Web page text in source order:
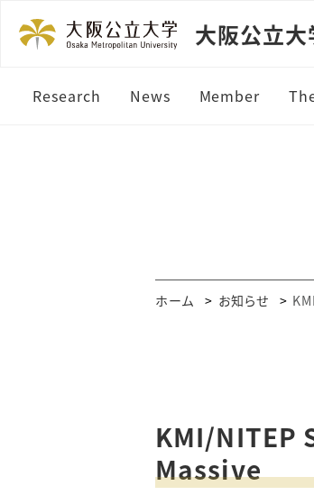
大阪公立
Research News Member
ホーム お知らせ
KMI/
Massive